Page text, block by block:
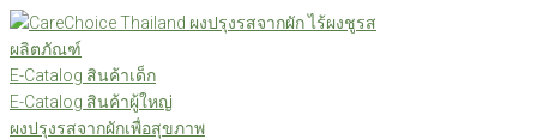
Skip
to
content
ผลิตภัณฑ์
E-Catalog สินค้าเด็ก
E-Catalog สินค้าผู้ใหญ่
ผงปรุงรสจากผักเพื่อสุขภาพ